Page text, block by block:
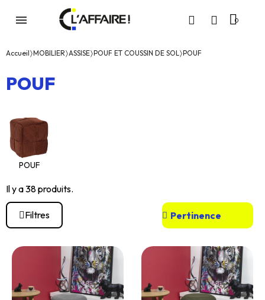
Accueil MOBILIER ASSISE POUF ET COUSSIN DE SOL POUF
POUF
POUF
Il y a 38 produits.
Filtres